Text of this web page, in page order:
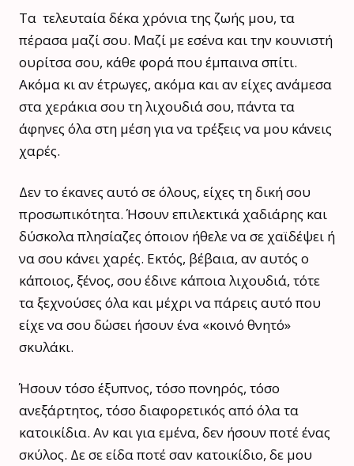
Τα τελευταία δέκα χρόνια της ζωής μου, τα
πέρασα μαζί σου. Μαζί με εσένα και την κουνιστή
ουρίτσα σου, κάθε φορά που έμπαινα σπίτι.
Ακόμα κι αν έτρωγες, ακόμα και αν είχες ανάμεσα
στα χεράκια σου τη λιχουδιά σου, πάντα τα
άφηνες όλα στη μέση για να τρέξεις να μου κάνεις
χαρές.
Δεν το έκανες αυτό σε όλους, είχες τη δική σου
προσωπικότητα. Ήσουν επιλεκτικά χαδιάρης και
δύσκολα πλησίαζες όποιον ήθελε να σε χαϊδέψει ή
να σου κάνει χαρές. Εκτός, βέβαια, αν αυτός ο
κάποιος, ξένος, σου έδινε κάποια λιχουδιά, τότε
τα ξεχνούσες όλα και μέχρι να πάρεις αυτό που
είχε να σου δώσει ήσουν ένα «κοινό θνητό»
σκυλάκι.
Ήσουν τόσο έξυπνος, τόσο πονηρός, τόσο
ανεξάρτητος, τόσο διαφορετικός από όλα τα
κατοικίδια. Αν και για εμένα, δεν ήσουν ποτέ ένας
σκύλος. Δε σε είδα ποτέ σαν κατοικίδιο, δε μου